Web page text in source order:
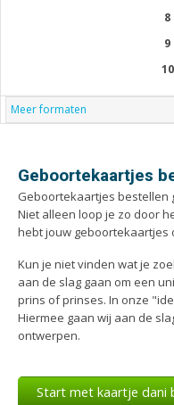
Meer formaten
Geboortekaartjes
Geboortekaartjes bestellen
Niet alleen loop je zo door
hebt jouw geboortekaartjes
Kun je niet vinden wat je
aan de slag gaan om een
prins of prinses. In onze
Hiermee gaan wij aan de
ontwerpen.
Start met kaartje dani